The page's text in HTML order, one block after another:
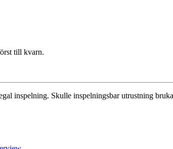
till kvarn.
inspelning. Skulle inspelningsbar utrustning